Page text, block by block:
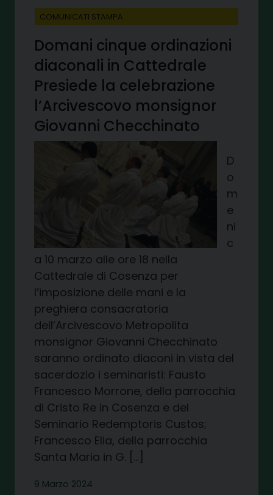
COMUNICATI STAMPA
Domani cinque ordinazioni
diaconali in Cattedrale
Presiede la celebrazione
l’Arcivescovo monsignor
Giovanni Checchinato
D
o
m
e
ni
c
a 10 marzo alle ore 18 nella
Cattedrale di Cosenza per
l’imposizione delle mani e la
preghiera consacratoria
dell’Arcivescovo Metropolita
monsignor Giovanni Checchinato
saranno ordinato diaconi in vista del
sacerdozio i seminaristi: Fausto
Francesco Morrone, della parrocchia
di Cristo Re in Cosenza e del
Seminario Redemptoris Custos;
Francesco Elia, della parrocchia
Santa Maria in G. […]
9 Marzo 2024